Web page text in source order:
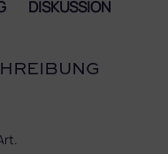
DISKUSSION